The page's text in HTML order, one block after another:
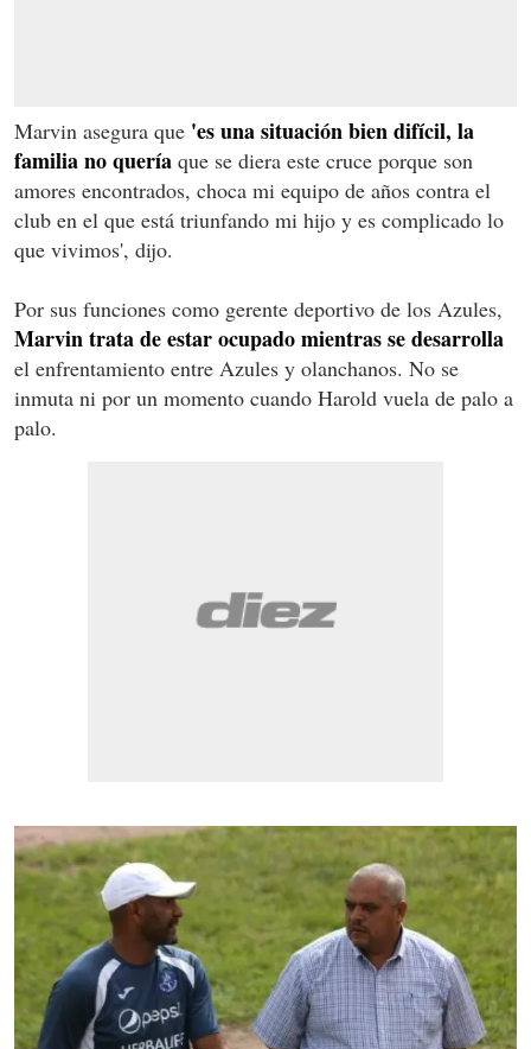
Marvin asegura que 'es una situación bien difícil, la
familia no quería que se diera este cruce porque son
amores encontrados, choca mi equipo de años contra el
club en el que está triunfando mi hijo y es complicado lo
que vivimos', dijo.
Por sus funciones como gerente deportivo de los Azules,
Marvin trata de estar ocupado mientras se desarrolla
el enfrentamiento entre Azules y olanchanos. No se
inmuta ni por un momento cuando Harold vuela de palo a
palo.